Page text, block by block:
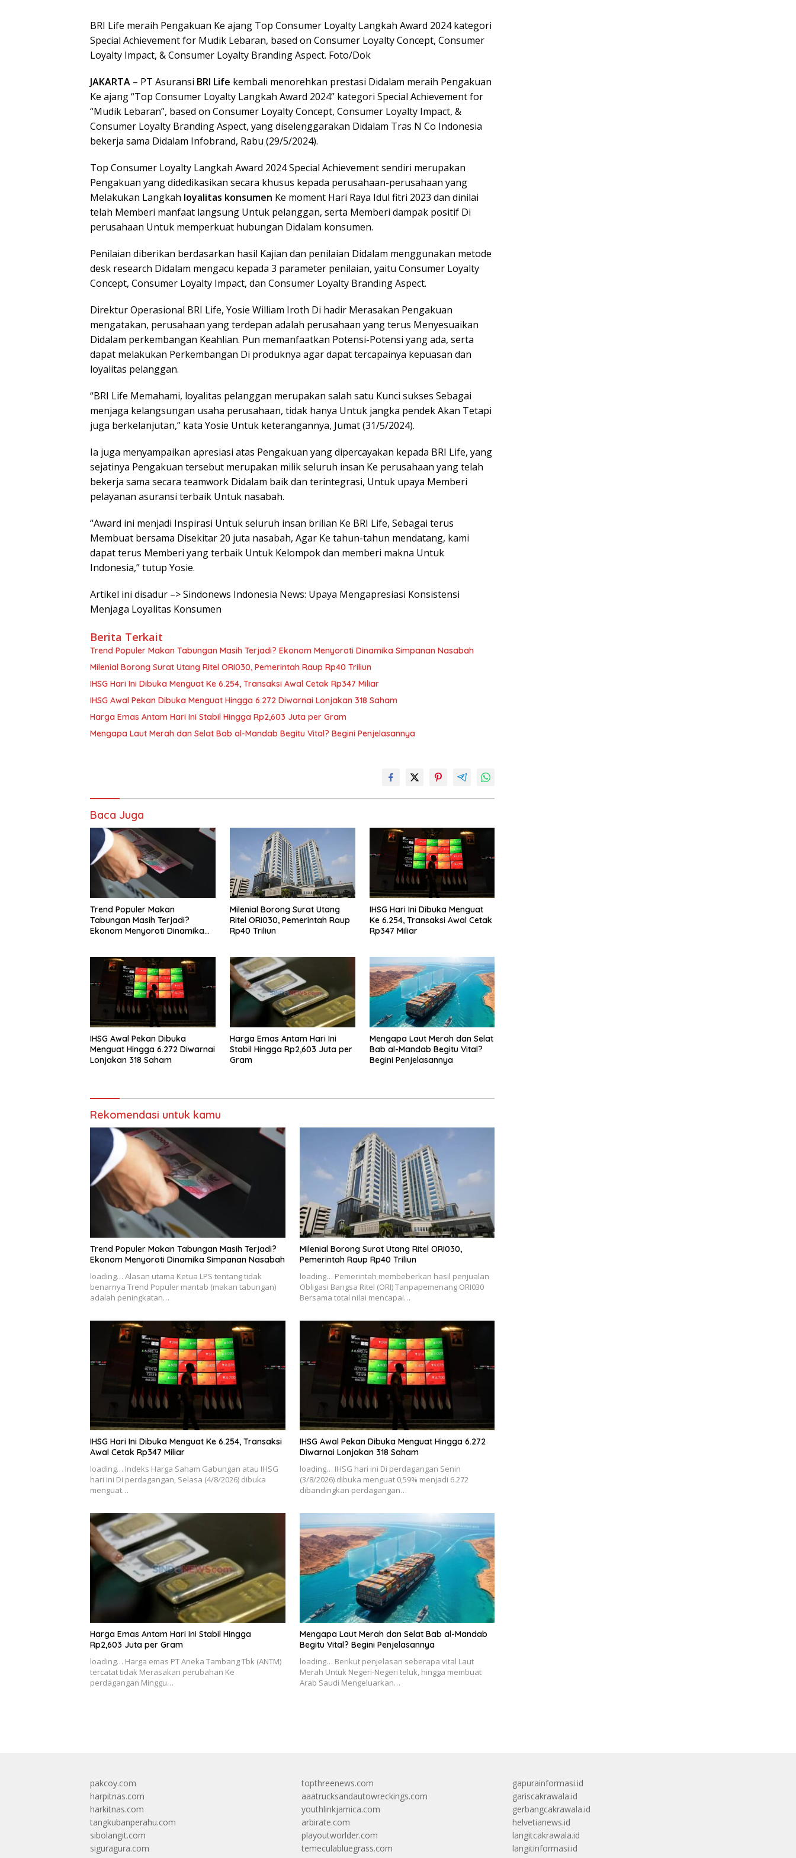
BRI Life meraih Pengakuan Ke ajang Top Consumer Loyalty Langkah Award 2024 kategori
Special Achievement for Mudik Lebaran, based on Consumer Loyalty Concept, Consumer
Loyalty Impact, & Consumer Loyalty Branding Aspect. Foto/Dok
JAKARTA – PT Asuransi BRI Life kembali menorehkan prestasi Didalam meraih Pengakuan
Ke ajang “Top Consumer Loyalty Langkah Award 2024” kategori Special Achievement for
“Mudik Lebaran”, based on Consumer Loyalty Concept, Consumer Loyalty Impact, &
Consumer Loyalty Branding Aspect, yang diselenggarakan Didalam Tras N Co Indonesia
bekerja sama Didalam Infobrand, Rabu (29/5/2024).
Top Consumer Loyalty Langkah Award 2024 Special Achievement sendiri merupakan
Pengakuan yang didedikasikan secara khusus kepada perusahaan-perusahaan yang
Melakukan Langkah loyalitas konsumen Ke moment Hari Raya Idul fitri 2023 dan dinilai
telah Memberi manfaat langsung Untuk pelanggan, serta Memberi dampak positif Di
perusahaan Untuk memperkuat hubungan Didalam konsumen.
Penilaian diberikan berdasarkan hasil Kajian dan penilaian Didalam menggunakan metode
desk research Didalam mengacu kepada 3 parameter penilaian, yaitu Consumer Loyalty
Concept, Consumer Loyalty Impact, dan Consumer Loyalty Branding Aspect.
Direktur Operasional BRI Life, Yosie William Iroth Di hadir Merasakan Pengakuan
mengatakan, perusahaan yang terdepan adalah perusahaan yang terus Menyesuaikan
Didalam perkembangan Keahlian. Pun memanfaatkan Potensi-Potensi yang ada, serta
dapat melakukan Perkembangan Di produknya agar dapat tercapainya kepuasan dan
loyalitas pelanggan.
“BRI Life Memahami, loyalitas pelanggan merupakan salah satu Kunci sukses Sebagai
menjaga kelangsungan usaha perusahaan, tidak hanya Untuk jangka pendek Akan Tetapi
juga berkelanjutan,” kata Yosie Untuk keterangannya, Jumat (31/5/2024).
Ia juga menyampaikan apresiasi atas Pengakuan yang dipercayakan kepada BRI Life, yang
sejatinya Pengakuan tersebut merupakan milik seluruh insan Ke perusahaan yang telah
bekerja sama secara teamwork Didalam baik dan terintegrasi, Untuk upaya Memberi
pelayanan asuransi terbaik Untuk nasabah.
“Award ini menjadi Inspirasi Untuk seluruh insan brilian Ke BRI Life, Sebagai terus
Membuat bersama Disekitar 20 juta nasabah, Agar Ke tahun-tahun mendatang, kami
dapat terus Memberi yang terbaik Untuk Kelompok dan memberi makna Untuk
Indonesia,” tutup Yosie.
Artikel ini disadur –> Sindonews Indonesia News: Upaya Mengapresiasi Konsistensi
Menjaga Loyalitas Konsumen
Berita Terkait
Trend Populer Makan Tabungan Masih Terjadi? Ekonom Menyoroti Dinamika Simpanan Nasabah
Milenial Borong Surat Utang Ritel ORI030, Pemerintah Raup Rp40 Triliun
IHSG Hari Ini Dibuka Menguat Ke 6.254, Transaksi Awal Cetak Rp347 Miliar
IHSG Awal Pekan Dibuka Menguat Hingga 6.272 Diwarnai Lonjakan 318 Saham
Harga Emas Antam Hari Ini Stabil Hingga Rp2,603 Juta per Gram
Mengapa Laut Merah dan Selat Bab al-Mandab Begitu Vital? Begini Penjelasannya
Baca Juga
Trend Populer Makan
Tabungan Masih Terjadi?
Ekonom Menyoroti Dinamika
Milenial Borong Surat Utang
Ritel ORI030, Pemerintah Raup
Rp40 Triliun
IHSG Hari Ini Dibuka Menguat
Ke 6.254, Transaksi Awal Cetak
Rp347 Miliar
IHSG Awal Pekan Dibuka
Menguat Hingga 6.272 Diwarnai
Lonjakan 318 Saham
Harga Emas Antam Hari Ini
Stabil Hingga Rp2,603 Juta per
Gram
Mengapa Laut Merah dan Selat
Bab al-Mandab Begitu Vital?
Begini Penjelasannya
Rekomendasi untuk kamu
Trend Populer Makan Tabungan Masih Terjadi?
Ekonom Menyoroti Dinamika Simpanan Nasabah
loading… Alasan utama Ketua LPS tentang tidak
benarnya Trend Populer mantab (makan tabungan)
adalah peningkatan…
Milenial Borong Surat Utang Ritel ORI030,
Pemerintah Raup Rp40 Triliun
loading… Pemerintah membeberkan hasil penjualan
Obligasi Bangsa Ritel (ORI) Tanpapemenang ORI030
Bersama total nilai mencapai…
IHSG Hari Ini Dibuka Menguat Ke 6.254, Transaksi
Awal Cetak Rp347 Miliar
loading… Indeks Harga Saham Gabungan atau IHSG
hari ini Di perdagangan, Selasa (4/8/2026) dibuka
menguat…
IHSG Awal Pekan Dibuka Menguat Hingga 6.272
Diwarnai Lonjakan 318 Saham
loading… IHSG hari ini Di perdagangan Senin
(3/8/2026) dibuka menguat 0,59% menjadi 6.272
dibandingkan perdagangan…
Harga Emas Antam Hari Ini Stabil Hingga
Rp2,603 Juta per Gram
loading… Harga emas PT Aneka Tambang Tbk (ANTM)
tercatat tidak Merasakan perubahan Ke
perdagangan Minggu…
Mengapa Laut Merah dan Selat Bab al-Mandab
Begitu Vital? Begini Penjelasannya
loading… Berikut penjelasan seberapa vital Laut
Merah Untuk Negeri-Negeri teluk, hingga membuat
Arab Saudi Mengeluarkan…
pakcoy.com
harpitnas.com
harkitnas.com
tangkubanperahu.com
sibolangit.com
siguragura.com
topthreenews.com
aaatrucksandautowreckings.com
youthlinkjamica.com
arbirate.com
playoutworlder.com
temeculabluegrass.com
gapurainformasi.id
gariscakrawala.id
gerbangcakrawala.id
helvetianews.id
langitcakrawala.id
langitinformasi.id